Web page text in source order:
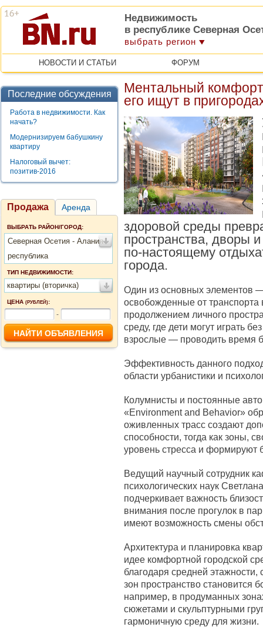
Недвижимость
в республике Северная
выбрать регион
НОВОСТИ И СТАТЬИ ФОРУМ
Последние обсуждения
Работа в недвижимости. Как
начать?
Модернизируем бабушкину
квартиру
Налоговый вычет:
позитив-2016
Продажа Аренда
ВЫБРАТЬ РАЙОН/ГОРОД:
Северная Осетия - Алания
республика
ТИП НЕДВИЖИМОСТИ:
квартиры (вторичка)
ЦЕНА (РУБЛЕЙ):
-
Ментальный
его ищут в
здоровой среды
пространства, дворы
по-настоящему
города.
Один из основных элементов
освобожденные от транспорта
продолжением личного
среду, где дети могут играть
взрослые — проводить время
Эффективность данного
области урбанистики и
Колумнисты и постоянные
«Environment and Behavior»
оживленных трасс создают
способности, тогда как зоны,
уровень стресса и формируют
Ведущий научный сотрудник
психологических наук
подчеркивает важность
внимания после прогулок в
имеют возможность смены
Архитектура и планировка
идее комфортной городской
благодаря средней
зон пространство
например, в продуманных
сюжетами и скульптурными
гармоничную среду для жизни.